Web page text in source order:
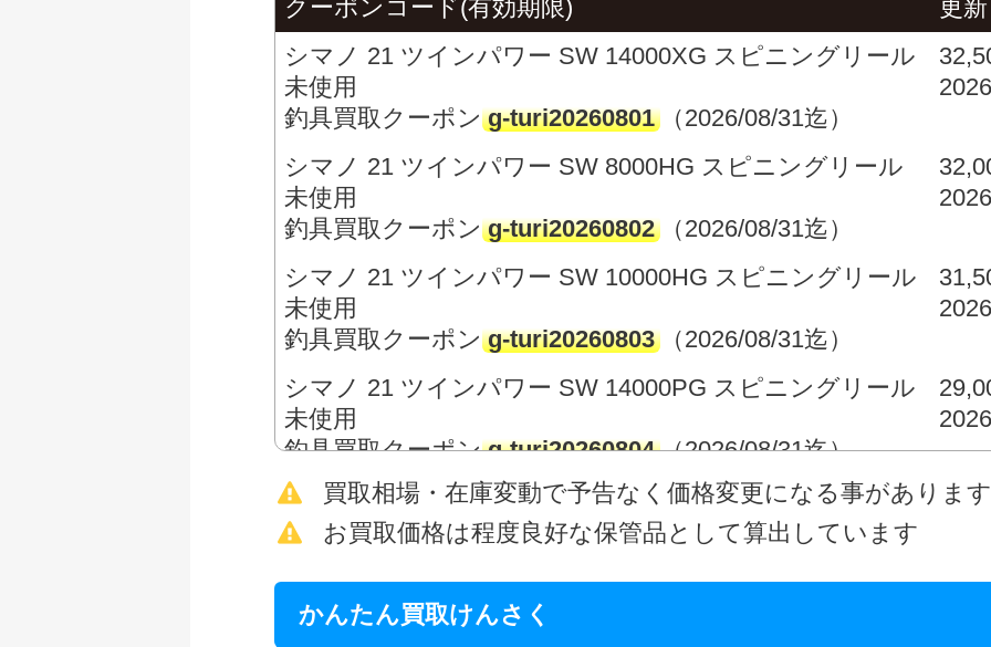
クーポンコード(有効期限)
更
シマノ 21 ツインパワー SW 14000XG スピニングリール
未使用
釣具買取クーポン g-turi20260801 （2026/08/31迄）
シマノ 21 ツインパワー SW 8000HG スピニングリール
未使用
釣具買取クーポン g-turi20260802 （2026/08/31迄）
シマノ 21 ツインパワー SW 10000HG スピニングリール
未使用
釣具買取クーポン g-turi20260803 （2026/08/31迄）
シマノ 21 ツインパワー SW 14000PG スピニングリール
未使用
釣具買取クーポン g-turi20260804 （2026/08/31迄）
シマノ 15 ツインパワー SW 8000HG スピニングリール
未使用
ダイワ 荒法師 21尺 へら竿 未使用
買取相場・在庫変動で予告なく価格変更になる事があります
お買取価格は程度良好な保管品として算出しています
かんたん買取けんさく